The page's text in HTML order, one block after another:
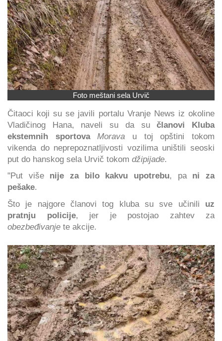
Foto meštani sela Urvič
Čitaoci koji su se javili portalu Vranje News iz okoline
Vladičinog Hana, naveli su da sučlanovi Kluba
ekstemnih sportova
Morava u toj opštini tokom
vikenda do neprepoznatljivosti vozilima uništili seoski
put do hanskog sela Urvič tokom džipijade.
"Put više nije za bilo kakvu upotrebu, pa ni za
pešake.
Što je najgore članovi tog kluba su sve učinili uz
pratnju policije, jer je postojao zahtev za
obezbeđivanje te akcije.